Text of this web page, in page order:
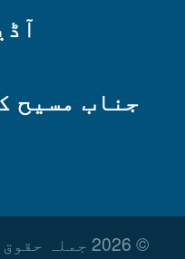
جناب مسیح
© 2026 جملہ حقوق محفوظ ہیں۔ جملہ حقوق